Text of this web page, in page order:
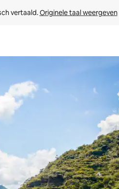
vertaald. Originele taal weergeven